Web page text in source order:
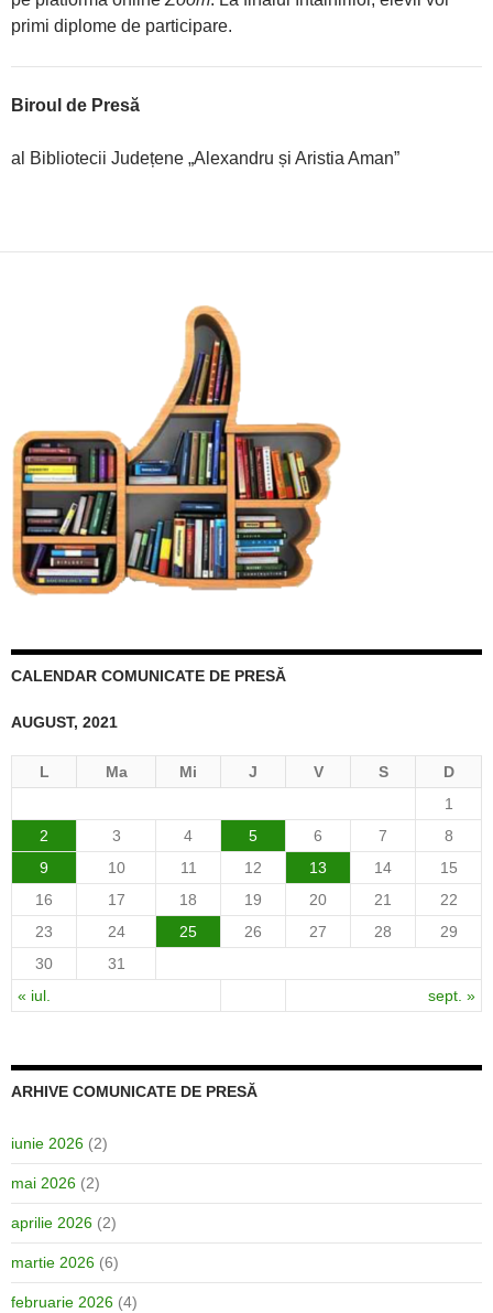
primi diplome de participare.
Biroul de Presă
al Bibliotecii Județene „Alexandru și Aristia Aman”
CALENDAR COMUNICATE DE PRESĂ
AUGUST, 2021
L Ma Mi J V S D
« iul. sept. »
1
2
3 4 5 6 7
8
9
10 11 12 13 14
15
16
17 18 19 20 21
22
23
24 25 26 27 28
29
30
31
ARHIVE COMUNICATE DE PRESĂ
iunie 2026 (2)
mai 2026 (2)
aprilie 2026 (2)
martie 2026 (6)
februarie 2026 (4)